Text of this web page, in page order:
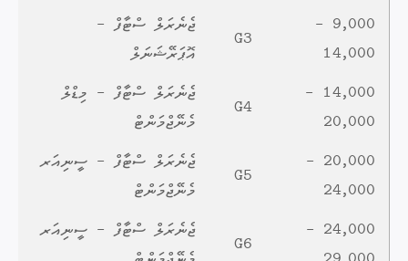
9,000 -
14,000
G3
ޖެނެރަލް ސްޓާފް -
އޮޕަރޭޝަނަލް
14,000 -
20,000
G4
ޖެނެރަލް ސްޓާފް - މިޑްލް
މެނޭޖްމަންޓް
20,000 -
24,000
G5
ޖެނެރަލް ސްޓާފް - ސީނިއަރ
މެނޭޖްމަންޓް
24,000 -
G6
ޖެނެރަލް ސްޓާފް - ސީނިއަރ